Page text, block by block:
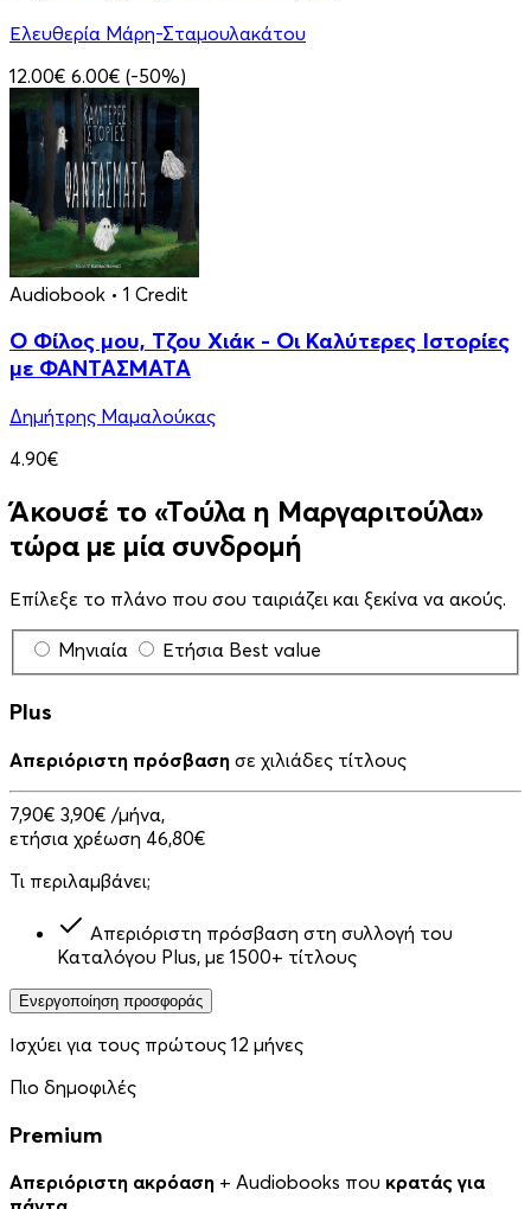
Ελευθερία Μάρη-Σταμουλακάτου
12.00€ 6.00€ (-50%)
Audiobook • 1 Credit
Ο Φίλος μου, Τζου Χιάκ - Οι Καλύτερες Ιστορίες
με ΦΑΝΤΑΣΜΑΤΑ
Δημήτρης Μαμαλούκας
4.90€
Άκουσέ το «Τούλα η Μαργαριτούλα»
τώρα με μία συνδρομή
Επίλεξε το πλάνο που σου ταιριάζει και ξεκίνα να ακούς.
Μηνιαία Ετήσια Best value
Plus
Απεριόριστη πρόσβαση σε χιλιάδες τίτλους
7,90€ 3,90€ /μήνα,
ετήσια χρέωση 46,80€
Τι περιλαμβάνει;
Απεριόριστη πρόσβαση στη συλλογή του
Καταλόγου Plus, με 1500+ τίτλους
Ενεργοποίηση προσφοράς
Ισχύει για τους πρώτους 12 μήνες
Πιο δημοφιλές
Premium
Απεριόριστη ακρόαση + Audiobooks που κρατάς για